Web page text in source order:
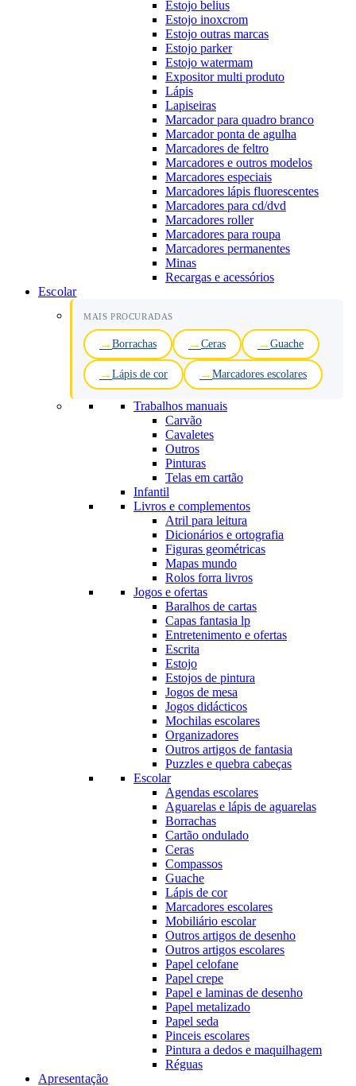
Estojo belius
Estojo inoxcrom
Estojo outras marcas
Estojo parker
Estojo watermam
Expositor multi produto
Lápis
Lapiseiras
Marcador para quadro branco
Marcador ponta de agulha
Marcadores de feltro
Marcadores e outros modelos
Marcadores especiais
Marcadores lápis fluorescentes
Marcadores para cd/dvd
Marcadores roller
Marcadores para roupa
Marcadores permanentes
Minas
Recargas e acessórios
Escolar
MAIS PROCURADAS
Borrachas Ceras Guache
Lápis de cor Marcadores escolares
Trabalhos manuais
Carvão
Cavaletes
Outros
Pinturas
Telas em cartão
Infantil
Livros e complementos
Atril para leitura
Dicionários e ortografia
Figuras geométricas
Mapas mundo
Rolos forra livros
Jogos e ofertas
Baralhos de cartas
Capas fantasia lp
Entretenimento e ofertas
Escrita
Estojo
Estojos de pintura
Jogos de mesa
Jogos didácticos
Mochilas escolares
Organizadores
Outros artigos de fantasia
Puzzles e quebra cabeças
Escolar
Agendas escolares
Aguarelas e lápis de aguarelas
Borrachas
Cartão ondulado
Ceras
Compassos
Guache
Lápis de cor
Marcadores escolares
Mobiliário escolar
Outros artigos de desenho
Outros artigos escolares
Papel celofane
Papel crepe
Papel e laminas de desenho
Papel metalizado
Papel seda
Pinceis escolares
Pintura a dedos e maquilhagem
Réguas
Apresentação